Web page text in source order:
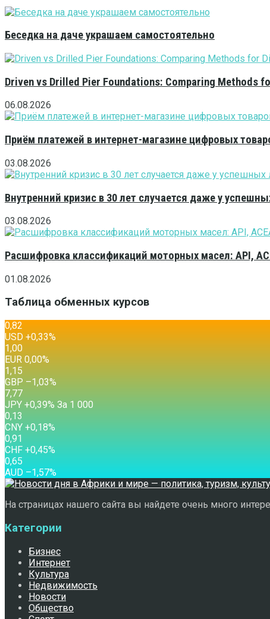
Беседка на даче украшаем самостоятельно
Driven vs Drilled Pier Foundations: Comparing Methods
06.08.2026
Приём платежей в интернет-магазине цифровых
03.08.2026
Внутренний кризис в 30 лет случается даже у
03.08.2026
Расшифровка классификаций моторных масел: API,
01.08.2026
Таблица обменных курсов
0,82
USD +0,33%
1,00
EUR 0,00%
1,15
GBP –1,03%
7,77
JPY +0,39% За 1 000
0,13
CNY +0,18%
0,91
CHF +0,45%
0,65
AUD –1,57%
На страницах нашего сайта вы найдете очень много
Категории
Бизнес
Интернет
Культура
Недвижимость
Новости
Общество